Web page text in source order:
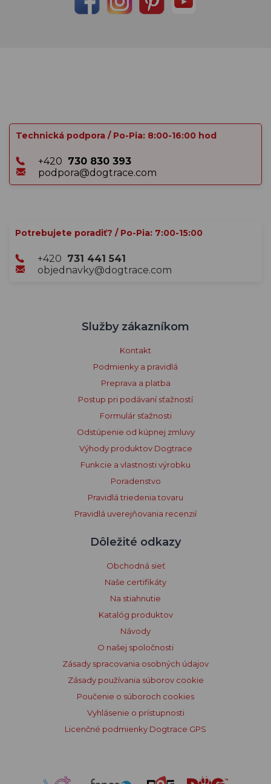
Technická podpora / Po-Pia: 8:00-16:00 hod
+420 730 830 393
podpora@dogtrace.com
Potrebujete poradiť? / Po-Pia: 7:00-15:00
+420 731 441 541
objednavky@dogtrace.com
Služby zákazníkom
Kontakt
Podmienky a pravidlá
Preprava a platba
Postup pri podávaní sťažností
Formulár sťažnosti
Odstúpenie od kúpnej zmluvy
Výhody produktov Dogtrace
Funkcie a vlastnosti výrobku
Poradenstvo
Pravidlá triedenia tovaru
Pravidlá uverejňovania recenzií
Dôležité odkazy
Obchodná sieť
Naše certifikáty
Na stiahnutie
Katalóg produktov
Návody
O našej spoločnosti
Zásady spracovania osobných údajov
Zásady používania súborov cookie
Poučenie o súboroch cookies
Vyhlásenie o prístupnosti
Licenčné podmienky Dogtrace GPS